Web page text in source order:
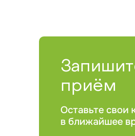
приём
Оставьте свои
в ближайшее